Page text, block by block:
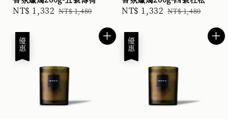
Sale
NT$ 1,332 Regular
NT$ 1,480
Sale
NT$ 1,332 Regular
NT$ 1,480
優惠 優惠